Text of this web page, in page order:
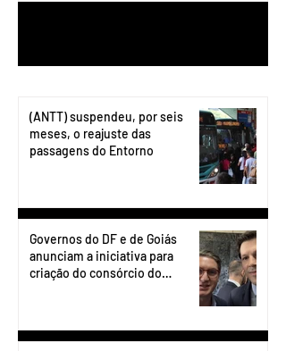
(ANTT) suspendeu, por seis
meses, o reajuste das
passagens do Entorno
Governos do DF e de Goiás
anunciam a iniciativa para
criação do consórcio do